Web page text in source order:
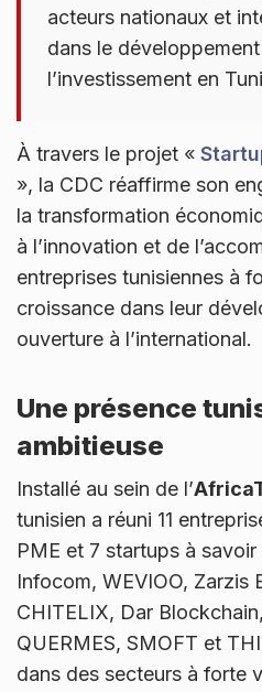
acteurs nationaux et
dans le
l’investissement en
À travers le projet «
», la CDC réaffirme son
la transformation
à l’innovation et de
entreprises tunisiennes à
croissance dans leur
ouverture à l’international.
Une présence
ambitieuse
Installé au sein de l’
tunisien a réuni 11
PME et 7 startups à
Infocom, WEVIOO, Zarzis
CHITELIX, Dar
QUERMES, SMOFT et
dans des secteurs à forte